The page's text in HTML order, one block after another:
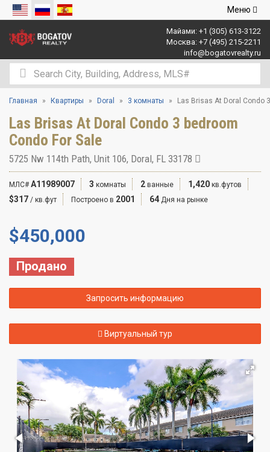
Открыть
Меню
Майами: +1 (305) 613-3122
Москва: +7 (495) 215-2211
info@bogatovrealty.ru
Главная Квартиры Doral 3 комнаты Las Brisas At Doral Condo
Las Brisas At Doral Condo 3 bedroom
Condo For Sale
5725 Nw 114th Path, Unit 106, Doral, FL 33178
МЛС# A11989007 3 комнаты 2 ванные 1,420 кв.футов
$317 / кв.фут Построено в 2001 64 Дня на рынке
$450,000
Продано
Запросить информацию
Виртуальный тур